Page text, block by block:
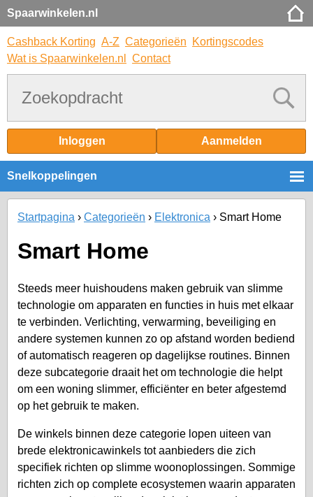
Spaarwinkelen.nl
Cashback Korting A-Z Categorieën
Kortingscodes
Wat is Spaarwinkelen.nl
Contact
Inloggen Aanmelden
Snelkoppelingen
Startpagina Categorieën Elektronica Smart Home
Smart Home
Steeds meer huishoudens maken gebruik van slimme
technologie om apparaten en functies in huis met elkaar
te verbinden. Verlichting, verwarming, beveiliging en
andere systemen kunnen zo op afstand worden bediend
of automatisch reageren op dagelijkse routines. Binnen
deze subcategorie draait het om technologie die helpt
om een woning slimmer, efficiënter en beter afgestemd
op het gebruik te maken.
De winkels binnen deze categorie lopen uiteen van
brede elektronicawinkels tot aanbieders die zich
specifiek richten op slimme woonoplossingen. Sommige
richten zich op complete ecosystemen waarin apparaten